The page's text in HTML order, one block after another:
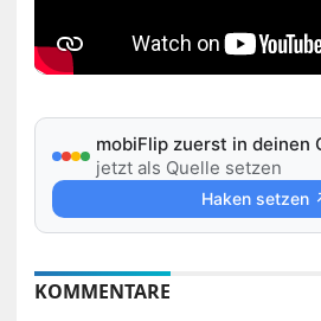
mobiFlip zuerst in deinen
jetzt als Quelle setzen
Haken setzen
KOMMENTARE